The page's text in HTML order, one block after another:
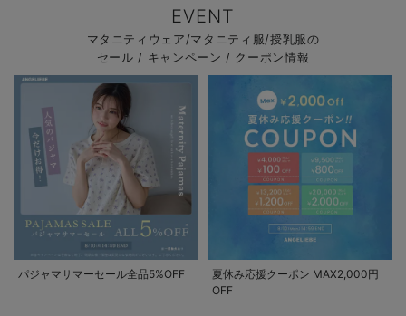
EVENT
マタニティウェア/マタニティ服/授乳服の
セール / キャンペーン / クーポン情報
パジャマサマーセール全品5%OFF
夏休み応援クーポン MAX2,000円
OFF